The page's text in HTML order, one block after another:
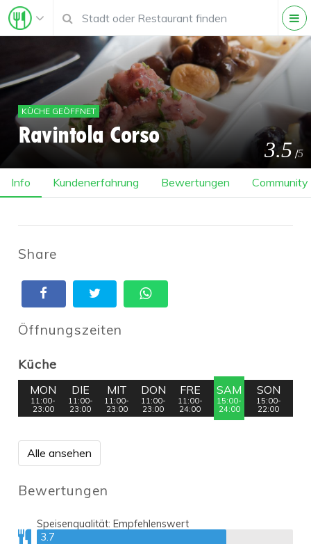
KÜCHE GEÖFFNET
Ravintola Corso 3.5 /5
Info Kundenerfahrung Bewertungen Community
Share
Öffnungszeiten
Küche
MON
11:00-
23:00
DIE
11:00-
23:00
MIT
11:00-
23:00
DON
11:00-
23:00
FRE
11:00-
24:00
SAM
15:00-
24:00
SON
15:00-
22:00
Alle ansehen
Bewertungen
Speisenqualität:Empfehlenswert
3.7
3.7